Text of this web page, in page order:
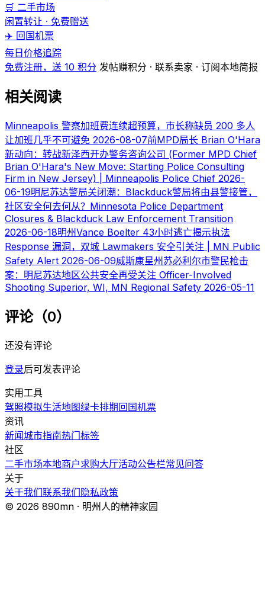
🛒 二手市场
闲置转让 · 免费赠送
✈️ 回国机票
每日价格追踪
免费注册，送 10 积分 发帖赚积分 · 联系卖家 · 订阅本地简报
相关阅读
Minneapolis 警察加班费连续超预算，市长称缺员 200 多人
让加班几乎不可避免 2026-08-07前MPD局长 Brian O'Hara
新动向：转战新泽西开办警务咨询公司 (Former MPD Chief
Brian O'Hara's New Move: Starting Police Consulting
Firm in New Jersey) | Minneapolis Police Chief 2026-
06-19明尼苏达警局关闭潮：Blackduck警局将由县警接管，
社区安全何去何从？Minnesota Police Department
Closures & Blackduck Law Enforcement Transition
2026-06-18明州Vance Boelter 43小时逃亡揭示执法
Response 漏洞，双城 Lawmakers 安全引关注 | MN Public
Safety Alert 2026-06-09威斯康星州苏必利尔市警民枪击
案：明尼苏达地区公共安全再受关注 Officer-Involved
Shooting Superior, WI, MN Regional Safety 2026-05-11
评论（0）
还没有评论
登录后可发表评论
实用工具
驾照模拟生活地图绿卡排期回国机票
资讯
新闻城市指南热门标签
社区
二手市场本地商户求购大厅活动公告栏常见问答
关于
关于我们联系我们隐私政策
© 2026 890mn · 明州人的精神家园